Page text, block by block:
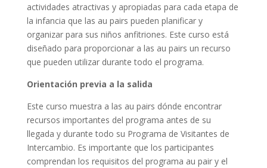
actividades atractivas y apropiadas para cada etapa de
la infancia que las au pairs pueden planificar y
organizar para sus niños anfitriones. Este curso está
diseñado para proporcionar a las au pairs un recurso
que pueden utilizar durante todo el programa.
Orientación previa a la salida
Este curso muestra a las au pairs dónde encontrar
recursos importantes del programa antes de su
llegada y durante todo su Programa de Visitantes de
Intercambio. Es importante que los participantes
comprendan los requisitos del programa au pair y el